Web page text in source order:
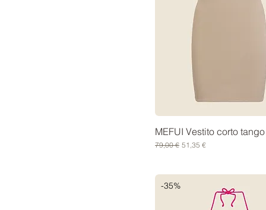
MEFUI Vestito corto
Prezzo regolare
79,00 € Prezzo scontato
51,35 €
-35%